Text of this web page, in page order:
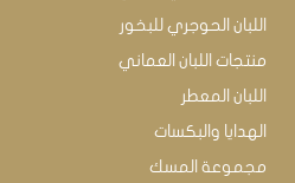
اللبان الحوجري للبخور
منتجات اللبان العماني
اللبان المعطر
الهدايا والبكسات
مجموعة المسك